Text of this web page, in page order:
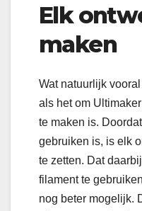
Elk
maken
Wat natuurlijk
als het om
te maken is.
gebruiken is, is elk
te zetten. Dat
filament te
nog beter mogelijk.